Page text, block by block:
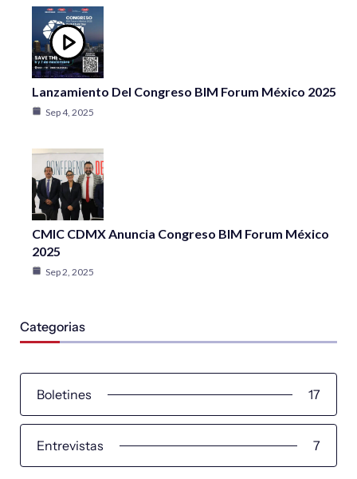
Lanzamiento Del Congreso BIM Forum México 2025
Sep 4, 2025
CMIC CDMX Anuncia Congreso BIM Forum México
2025
Sep 2, 2025
Categorias
Boletines 17
Entrevistas 7